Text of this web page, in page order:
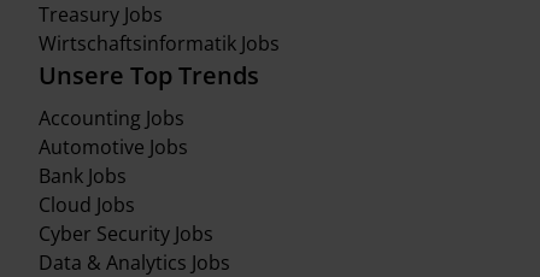
Unsere Top Trends
Accounting Jobs
Automotive Jobs
Bank Jobs
Cloud Jobs
Cyber Security Jobs
Data & Analytics Jobs
Treasury Jobs
Wirtschaftsinformatik Jobs